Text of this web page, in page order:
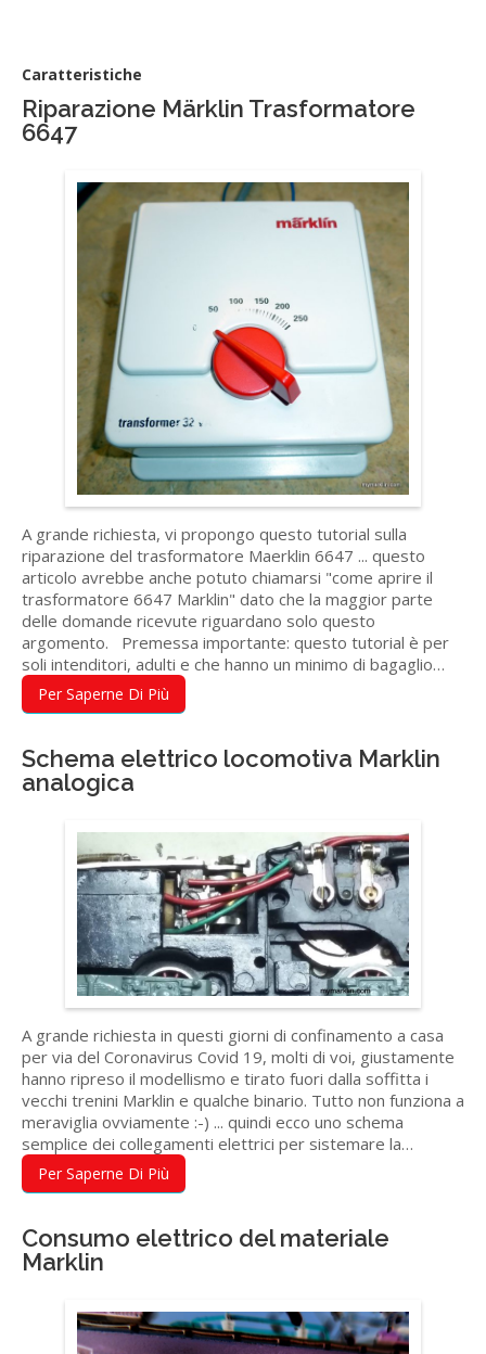
Caratteristiche
Riparazione Märklin Trasformatore
6647
A grande richiesta, vi propongo questo tutorial sulla
riparazione del trasformatore Maerklin 6647 ... questo
articolo avrebbe anche potuto chiamarsi "come aprire il
trasformatore 6647 Marklin" dato che la maggior parte
delle domande ricevute riguardano solo questo
argomento. Premessa importante: questo tutorial è per
soli intenditori, adulti e che hanno un minimo di bagaglio…
Per Saperne Di Più
Schema elettrico locomotiva Marklin
analogica
A grande richiesta in questi giorni di confinamento a casa
per via del Coronavirus Covid 19, molti di voi, giustamente
hanno ripreso il modellismo e tirato fuori dalla soffitta i
vecchi trenini Marklin e qualche binario. Tutto non funziona a
meraviglia ovviamente :-) ... quindi ecco uno schema
semplice dei collegamenti elettrici per sistemare la…
Per Saperne Di Più
Consumo elettrico del materiale
Marklin